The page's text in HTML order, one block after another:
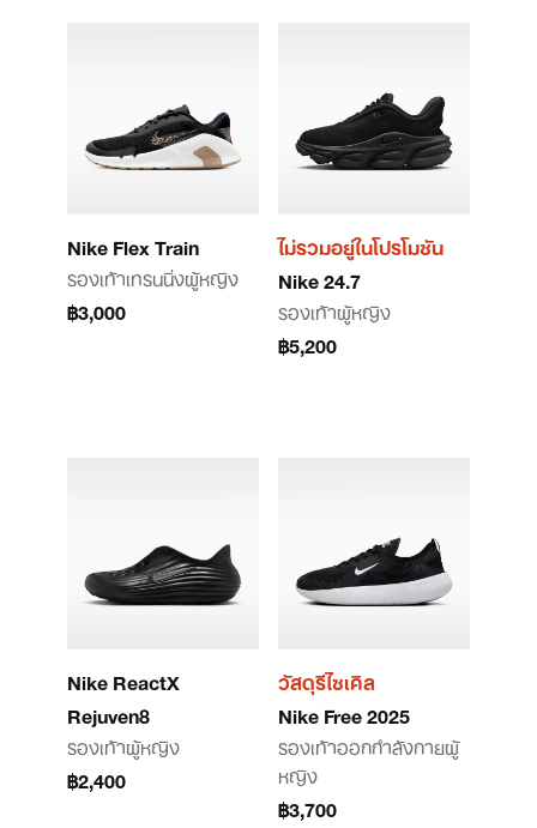
Nike Flex Train
รองเท้าเทรนนิ่งผู้หญิง
฿3,000
ไม่รวมอยู่ในโปรโมชัน
Nike 24.7
รองเท้าผู้หญิง
฿5,200
Nike ReactX
Rejuven8
รองเท้าผู้หญิง
฿2,400
วัสดุรีไซเคิล
Nike Free 2025
รองเท้าออกกำลังกายผู้
หญิง
฿3,700